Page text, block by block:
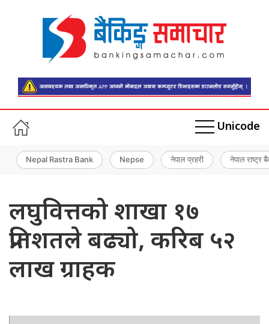
Unicode
Nepal Rastra Bank Nepse नेपाल प्रहरी नेपाल राष्ट्र
लघुवित्तको शाखा १७
प्रतिशतले बढ्यो, करिब ५२
लाख ग्राहक